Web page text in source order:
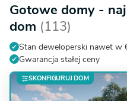
Gotowe domy -
dom (113)
Stan deweloperski nawet w
Gwarancja stałej ceny
SKONFIGURUJ DOM